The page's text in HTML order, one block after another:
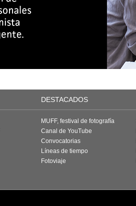
DESTACADOS
MUFF, festival de fotografía
Canal de YouTube
Convocatorias
Líneas de tiempo
Fotoviaje